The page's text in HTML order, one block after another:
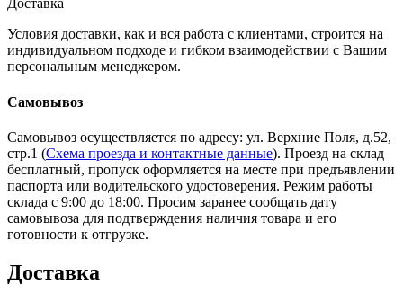
Доставка
Условия доставки, как и вся работа с клиентами, строится на
индивидуальном подходе и гибком взаимодействии с Вашим
персональным менеджером.
Самовывоз
Самовывоз осуществляется по адресу: ул. Верхние Поля, д.52,
стр.1 (Схема проезда и контактные данные). Проезд на склад
бесплатный, пропуск оформляется на месте при предъявлении
паспорта или водительского удостоверения. Режим работы
склада с 9:00 до 18:00. Просим заранее сообщать дату
самовывоза для подтверждения наличия товара и его
готовности к отгрузке.
Доставка